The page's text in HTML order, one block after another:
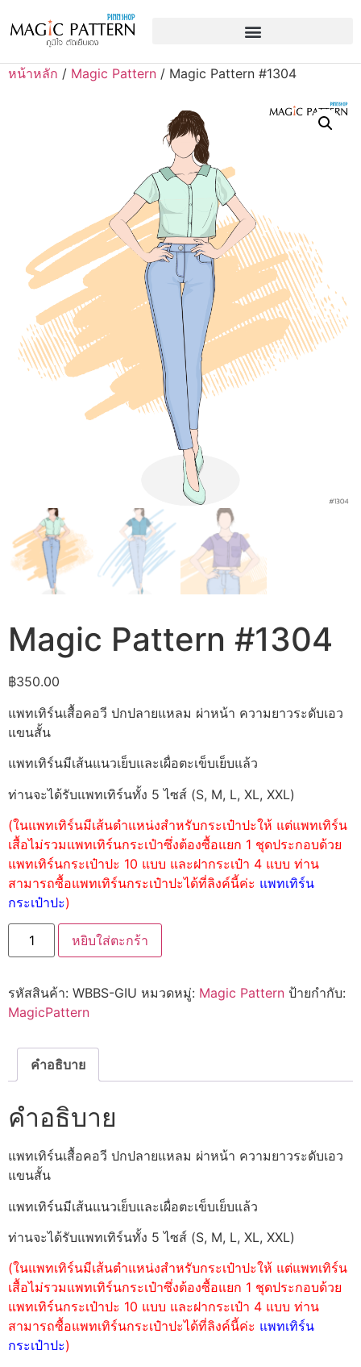
หน้าหลัก / Magic Pattern / Magic Pattern #1304
Magic Pattern #1304
฿350.00
แพทเทิร์นเสื้อคอวี ปกปลายแหลม ผ่าหน้า ความยาวระดับเอว
แขนสั้น
แพทเทิร์นมีเส้นแนวเย็บและเผื่อตะเข็บเย็บแล้ว
ท่านจะได้รับแพทเทิร์นทั้ง 5 ไซส์ (S, M, L, XL, XXL)
(ในแพทเทิร์นมีเส้นตำแหน่งสำหรับกระเป๋าปะให้ แต่แพทเทิร์น
เสื้อไม่รวมแพทเทิร์นกระเป๋าซึ่งต้องซื้อแยก 1 ชุดประกอบด้วย
แพทเทิร์นกระเป๋าปะ 10 แบบ และฝากระเป๋า 4 แบบ ท่าน
สามารถซื้อแพทเทิร์นกระเป๋าปะได้ที่ลิงค์นี้ค่ะ แพทเทิร์น
กระเป๋าปะ)
หยิบใส่ตะกร้า
รหัสสินค้า: WBBS-GIU หมวดหมู่: Magic Pattern ป้ายกำกับ:
MagicPattern
คำอธิบาย
คำอธิบาย
แพทเทิร์นเสื้อคอวี ปกปลายแหลม ผ่าหน้า ความยาวระดับเอว
แขนสั้น
แพทเทิร์นมีเส้นแนวเย็บและเผื่อตะเข็บเย็บแล้ว
ท่านจะได้รับแพทเทิร์นทั้ง 5 ไซส์ (S, M, L, XL, XXL)
(ในแพทเทิร์นมีเส้นตำแหน่งสำหรับกระเป๋าปะให้ แต่แพทเทิร์น
เสื้อไม่รวมแพทเทิร์นกระเป๋าซึ่งต้องซื้อแยก 1 ชุดประกอบด้วย
แพทเทิร์นกระเป๋าปะ 10 แบบ และฝากระเป๋า 4 แบบ ท่าน
สามารถซื้อแพทเทิร์นกระเป๋าปะได้ที่ลิงค์นี้ค่ะ แพทเทิร์น
กระเป๋าปะ)